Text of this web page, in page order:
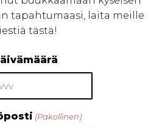
tapahtumaasi, laita meille
tästä!
(Pakollinen)